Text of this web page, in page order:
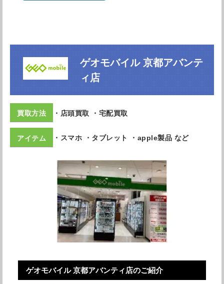
ゲオモバイル 京都アバンテ
ィ店
・店頭買取 ・宅配買取
・スマホ ・タブレット ・apple製品 など
ゲオモバイル 京都アバンティ店のご紹介